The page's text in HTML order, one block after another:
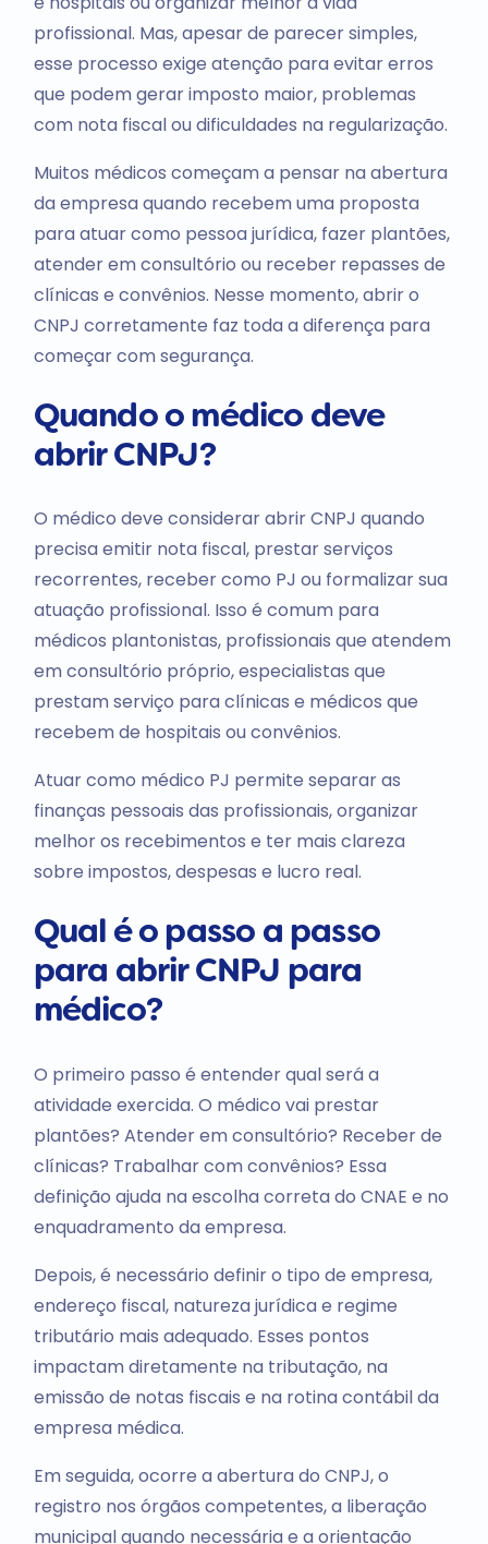
profissional. Mas, apesar de parecer simples,
esse processo exige atenção para evitar erros
que podem gerar imposto maior, problemas
com nota fiscal ou dificuldades na regularização.
Muitos médicos começam a pensar na abertura
da empresa quando recebem uma proposta
para atuar como pessoa jurídica, fazer plantões,
atender em consultório ou receber repasses de
clínicas e convênios. Nesse momento, abrir o
CNPJ corretamente faz toda a diferença para
começar com segurança.
Quando o médico deve
abrir CNPJ?
O médico deve considerar abrir CNPJ quando
precisa emitir nota fiscal, prestar serviços
recorrentes, receber como PJ ou formalizar sua
atuação profissional. Isso é comum para
médicos plantonistas, profissionais que atendem
em consultório próprio, especialistas que
prestam serviço para clínicas e médicos que
recebem de hospitais ou convênios.
Atuar como médico PJ permite separar as
finanças pessoais das profissionais, organizar
melhor os recebimentos e ter mais clareza
sobre impostos, despesas e lucro real.
Qual é o passo a passo
para abrir CNPJ para
médico?
O primeiro passo é entender qual será a
atividade exercida. O médico vai prestar
plantões? Atender em consultório? Receber de
clínicas? Trabalhar com convênios? Essa
definição ajuda na escolha correta do CNAE e no
enquadramento da empresa.
Depois, é necessário definir o tipo de empresa,
endereço fiscal, natureza jurídica e regime
tributário mais adequado. Esses pontos
impactam diretamente na tributação, na
emissão de notas fiscais e na rotina contábil da
empresa médica.
Em seguida, ocorre a abertura do CNPJ, o
registro nos órgãos competentes, a liberação
municipal quando necessária e a orientação